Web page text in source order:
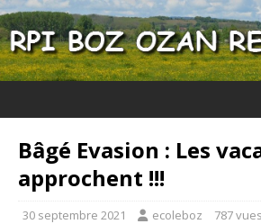
Bâgé Evasion : Les
approchent !!!
30 septembre 2021 ecoleboz 787 vues